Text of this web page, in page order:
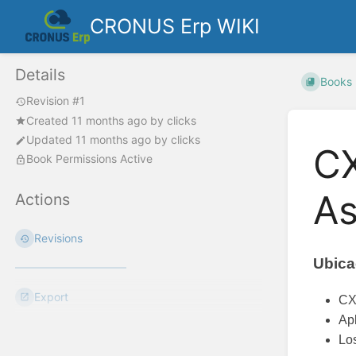
CRONUS Erp WIKI
Details
Revision #1
Created 11 months ago by clicks
Updated 11 months ago by clicks
Book Permissions Active
Actions
Revisions
Export
Books